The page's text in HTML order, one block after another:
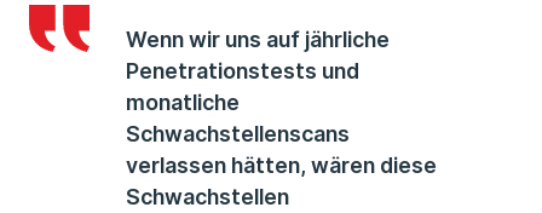
Wenn wir uns auf jährliche
Penetrationstests und
monatliche
Schwachstellenscans
verlassen hätten, wären diese
Schwachstellen